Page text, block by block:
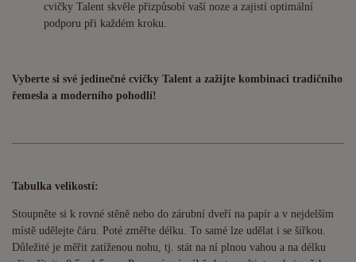
cvičky Talent skvěle přizpůsobí vaší noze a zajistí optimální
podporu při každém kroku.
Vyberte si své jedinečné cvičky Talent a zažijte kombinaci tradičního
řemesla a moderního pohodlí!
Tabulka velikostí:
Stoupněte si k rovné stěně nebo do zárubní dveří na papír a v nejdelším
místě udělejte čáru. Poté změřte délku. To samé lze udělat i se šířkou.
Důležité je měřit zatíženou nohu, tj. stát na ní plnou vahou a na délku